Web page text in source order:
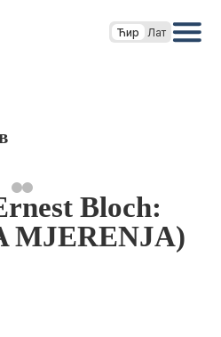
Ћир Лат
Bloch:
MJERENJA)